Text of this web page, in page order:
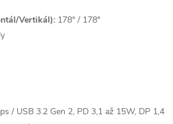
Vertikál): 178° / 178°
/ USB 3.2 Gen 2, PD 3,1 až 15W, DP 1,4